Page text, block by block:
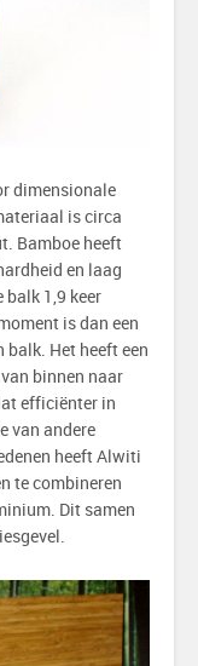
dimensionale
is circa
Bamboe heeft
en laag
balk 1,9 keer
is dan een
balk. Het heeft een
binnen naar
efficiënter in
van andere
heeft Alwiti
te combineren
Dit samen